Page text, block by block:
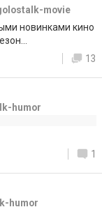
movie
новинками кино
13
humor
1
humor